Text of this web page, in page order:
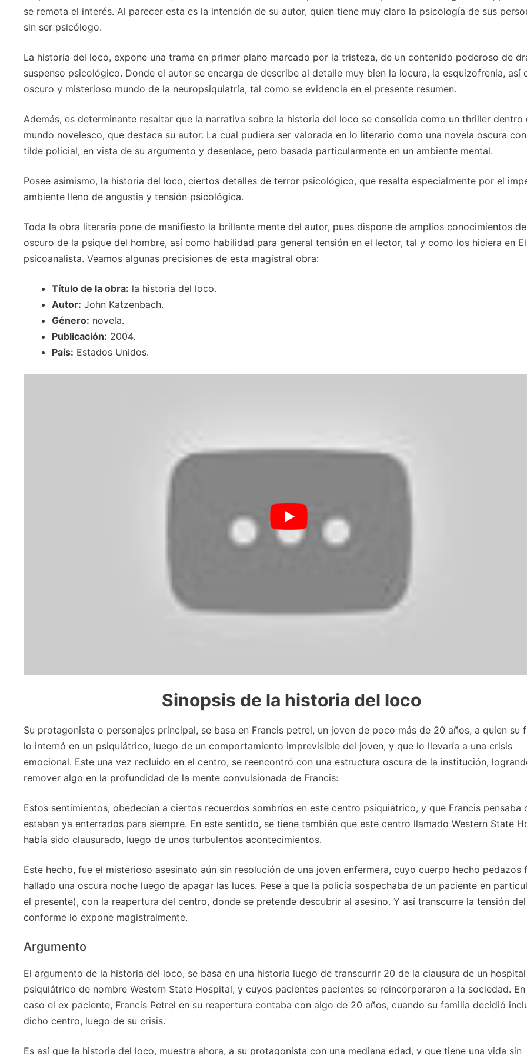
se remota el interés. Al parecer esta es la intención de su autor, quien tiene muy claro la psicología de sus
sin ser psicólogo.
La historia del loco, expone una trama en primer plano marcado por la tristeza, de un contenido poderoso de
suspenso psicológico. Donde el autor se encarga de describe al detalle muy bien la locura, la esquizofrenia, así
oscuro y misterioso mundo de la neuropsiquiatría, tal como se evidencia en el presente resumen.
Además, es determinante resaltar que la narrativa sobre la historia del loco se consolida como un thriller dentro
mundo novelesco, que destaca su autor. La cual pudiera ser valorada en lo literario como una novela oscura
tilde policial, en vista de su argumento y desenlace, pero basada particularmente en un ambiente mental.
Posee asimismo, la historia del loco, ciertos detalles de terror psicológico, que resalta especialmente por el
ambiente lleno de angustia y tensión psicológica.
Toda la obra literaria pone de manifiesto la brillante mente del autor, pues dispone de amplios conocimientos
oscuro de la psique del hombre, así como habilidad para general tensión en el lector, tal y como los hiciera en El
psicoanalista. Veamos algunas precisiones de esta magistral obra:
Título de la obra: la historia del loco.
Autor: John Katzenbach.
Género: novela.
Publicación: 2004.
País: Estados Unidos.
Sinopsis de la historia del loco
Su protagonista o personajes principal, se basa en Francis petrel, un joven de poco más de 20 años, a quien su
lo internó en un psiquiátrico, luego de un comportamiento imprevisible del joven, y que lo llevaría a una crisis
emocional. Este una vez recluido en el centro, se reencontró con una estructura oscura de la institución,
remover algo en la profundidad de la mente convulsionada de Francis:
Estos sentimientos, obedecían a ciertos recuerdos sombríos en este centro psiquiátrico, y que Francis pensaba
estaban ya enterrados para siempre. En este sentido, se tiene también que este centro llamado Western State
había sido clausurado, luego de unos turbulentos acontecimientos.
Este hecho, fue el misterioso asesinato aún sin resolución de una joven enfermera, cuyo cuerpo hecho pedazos
hallado una oscura noche luego de apagar las luces. Pese a que la policía sospechaba de un paciente en
el presente), con la reapertura del centro, donde se pretende descubrir al asesino. Y así transcurre la tensión
conforme lo expone magistralmente.
Argumento
El argumento de la historia del loco, se basa en una historia luego de transcurrir 20 de la clausura de un hospital
psiquiátrico de nombre Western State Hospital, y cuyos pacientes pacientes se reincorporaron a la sociedad.
caso el ex paciente, Francis Petrel en su reapertura contaba con algo de 20 años, cuando su familia decidió
dicho centro, luego de su crisis.
Es así que la historia del loco, muestra ahora, a su protagonista con una mediana edad, y que tiene una vida sin